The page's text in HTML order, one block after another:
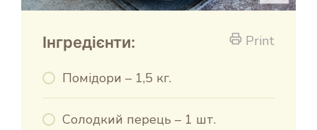
Print
Інгредієнти:
Помідори – 1,5 кг.
Солодкий перець – 1 шт.